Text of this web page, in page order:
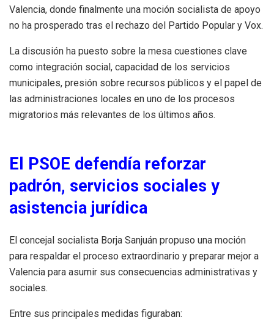
Valencia, donde finalmente una moción socialista de apoyo
no ha prosperado tras el rechazo del Partido Popular y Vox.
La discusión ha puesto sobre la mesa cuestiones clave
como integración social, capacidad de los servicios
municipales, presión sobre recursos públicos y el papel de
las administraciones locales en uno de los procesos
migratorios más relevantes de los últimos años.
El PSOE defendía reforzar
padrón, servicios sociales y
asistencia jurídica
El concejal socialista Borja Sanjuán propuso una moción
para respaldar el proceso extraordinario y preparar mejor a
Valencia para asumir sus consecuencias administrativas y
sociales.
Entre sus principales medidas figuraban: